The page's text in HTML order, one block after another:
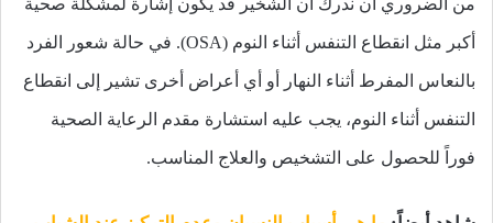
أكبر مثل انقطاع التنفس أثناء النوم (OSA). في حالة شعور الفرد
بالنعاس المفرط أثناء النهار أو أي أعراض أخرى تشير إلى انقطاع
التنفس أثناء النوم، يجب عليه استشارة مقدم الرعاية الصحية
فوراً للحصول على التشخيص والعلاج المناسب.